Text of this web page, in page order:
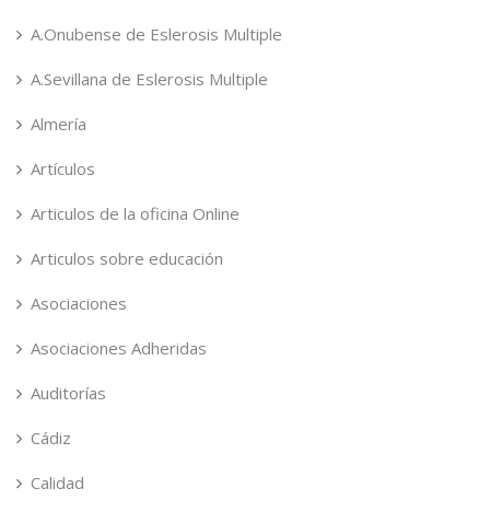
A.Onubense de Eslerosis Multiple
A.Sevillana de Eslerosis Multiple
Almería
Artículos
Articulos de la oficina Online
Articulos sobre educación
Asociaciones
Asociaciones Adheridas
Auditorías
Cádiz
Calidad